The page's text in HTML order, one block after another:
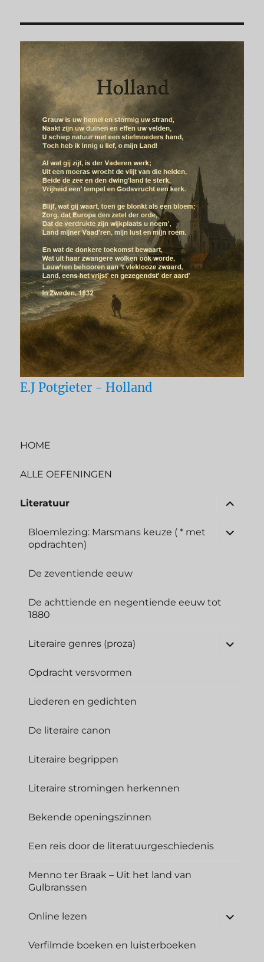
E.J Potgieter - Holland
HOME
ALLE OEFENINGEN
Literatuur
Bloemlezing: Marsmans keuze ( * met
opdrachten)
De zeventiende eeuw
De achttiende en negentiende eeuw tot
1880
Literaire genres (proza)
Opdracht versvormen
Liederen en gedichten
De literaire canon
Literaire begrippen
Literaire stromingen herkennen
Bekende openingszinnen
Een reis door de literatuurgeschiedenis
Menno ter Braak – Uit het land van
Gulbranssen
Online lezen
Verfilmde boeken en luisterboeken